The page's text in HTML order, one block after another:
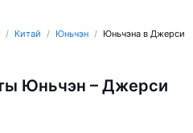
Китай Юньчэн Юньчэна в Джерси
Юньчэн – Джерси